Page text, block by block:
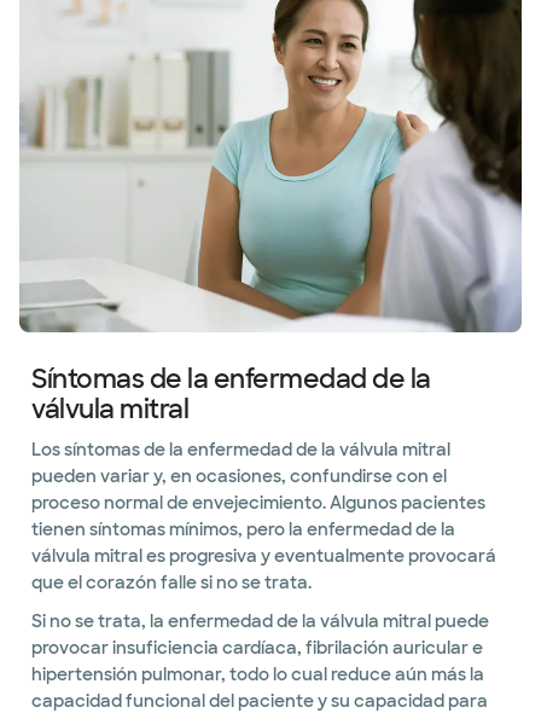
Síntomas de la enfermedad de la
válvula mitral
Los síntomas de la enfermedad de la válvula mitral
pueden variar y, en ocasiones, confundirse con el
proceso normal de envejecimiento. Algunos pacientes
tienen síntomas mínimos, pero la enfermedad de la
válvula mitral es progresiva y eventualmente provocará
que el corazón falle si no se trata.
Si no se trata, la enfermedad de la válvula mitral puede
provocar insuficiencia cardíaca, fibrilación auricular e
hipertensión pulmonar, todo lo cual reduce aún más la
capacidad funcional del paciente y su capacidad para